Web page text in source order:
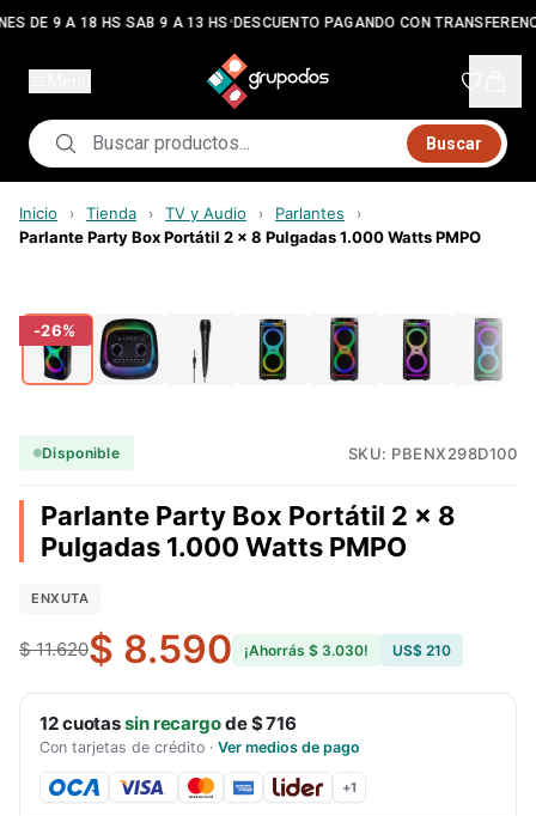
DE 9 A 18 HS SAB 9 A 13 HS•DESCUENTO PAGANDO CON
Buscar
Inicio › Tienda › TV y Audio › Parlantes ›
Parlante Party Box Portátil 2 x 8 Pulgadas 1.000 Watts PMPO
-26%
Disponible SKU: PBENX298D100
Parlante Party Box Portátil 2 x 8
Pulgadas 1.000 Watts PMPO
ENXUTA
$ 11.620$ 8.590 ¡Ahorrás $ 3.030! US$ 210
12cuotassin recargode$ 716
Con tarjetas de crédito · Ver medios de pago
+1